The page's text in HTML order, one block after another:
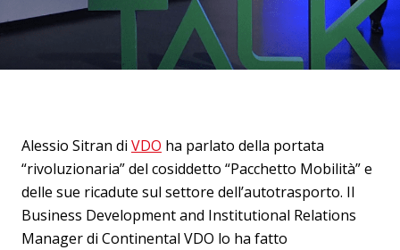
Alessio Sitran di VDO ha parlato della portata
“rivoluzionaria” del cosiddetto “Pacchetto Mobilità” e
delle sue ricadute sul settore dell’autotrasporto. Il
Business Development and Institutional Relations
Manager di Continental VDO lo ha fatto